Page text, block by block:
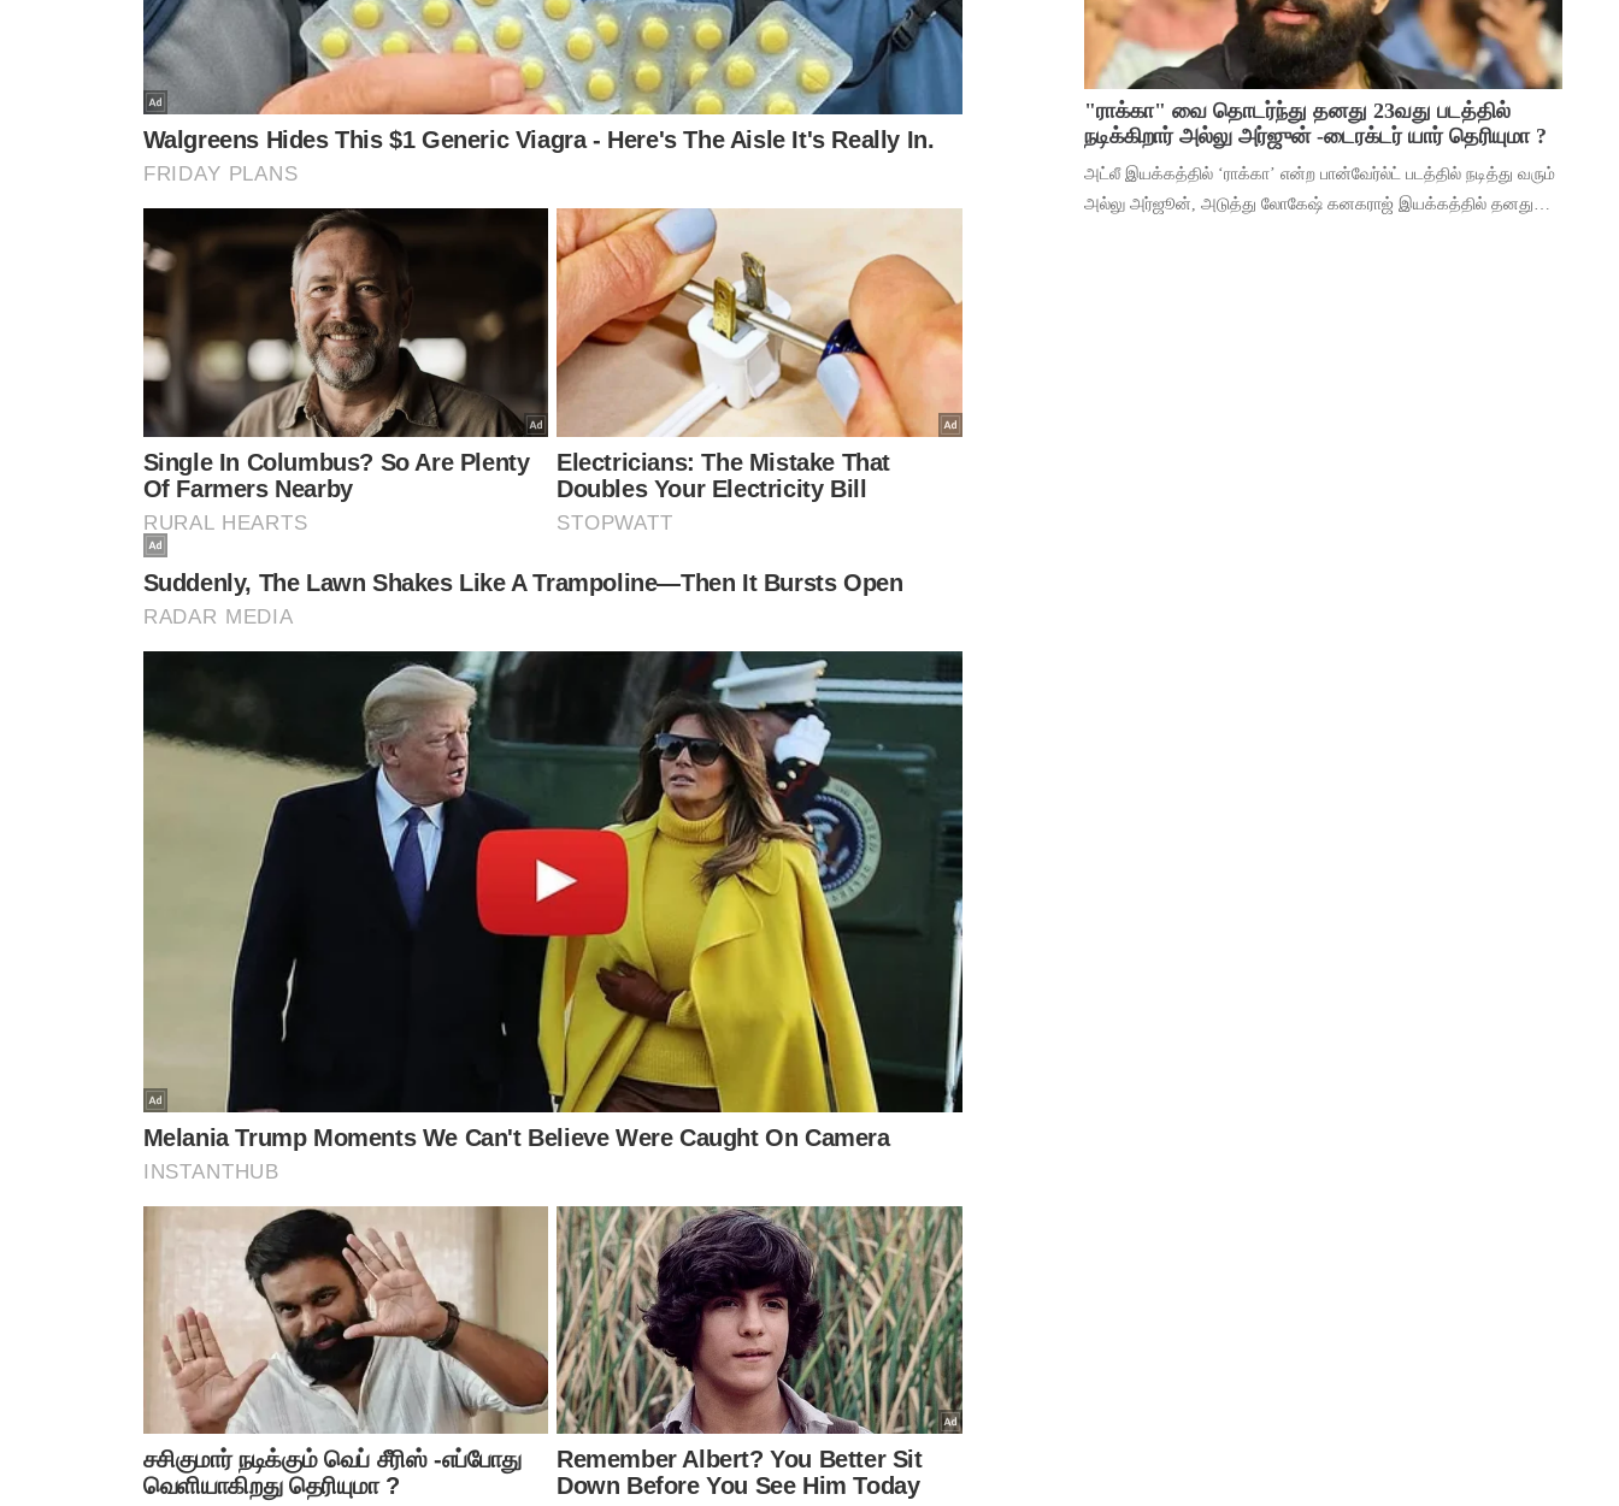
"ராக்கா" வை தொடர்ந்து தனது 23வது படத்தில்
நடிக்கிறார் அல்லு அர்ஜுன் -டைரக்டர் யார் தெரியுமா ?
அட்லீ இயக்கத்தில் ‘ராக்கா’ என்ற பான்வேர்ல்ட் படத்தில் நடித்து வரும்
அல்லு அர்ஜூன், அடுத்து லோகேஷ் கனகராஜ் இயக்கத்தில் தனது